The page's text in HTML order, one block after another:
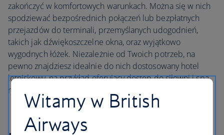
zakończyć w komfortowych warunkach. Można się w nich
spodziewać bezpośrednich połączeń lub bezpłatnych
przejazdów do terminali, przemyślanych udogodnień,
takich jak dźwiękoszczelne okna, oraz wyjątkowo
wygodnych łóżek. Niezależnie od Twoich potrzeb, na
pewno znajdziesz idealnie do nich dostosowany hotel
lotniskowy, na przykład oferujący dostęp do siłowni i spa
na miejscu lub bezpłatny dostęp do sieci Wi-Fi.
Witamy w British
Airways